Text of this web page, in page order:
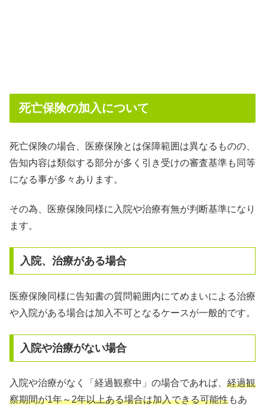
死亡保険の加入について
死亡保険の場合、医療保険とは保障範囲は異なるものの、
告知内容は類似する部分が多く引き受けの審査基準も同等
になる事が多々あります。
その為、医療保険同様に入院や治療有無が判断基準になり
ます。
入院、治療がある場合
医療保険同様に告知書の質問範囲内にてめまいによる治療
や入院がある場合は加入不可となるケースが一般的です。
入院や治療がない場合
入院や治療がなく「経過観察中」の場合であれば、 経過観
察期間が1年～2年以上ある場合は加入できる可能性もあ